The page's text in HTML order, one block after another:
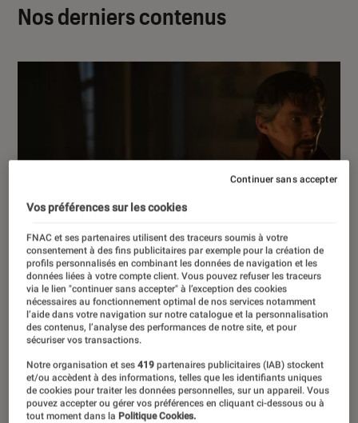
Nos derniers contenus
ACTU
Vos préférences sur les cookies
FNAC et ses partenaires utilisent des traceurs soumis à votre
consentement à des fins publicitaires par exemple pour la création de
profils personnalisés en combinant les données de navigation et les
données liées à votre compte client. Vous pouvez refuser les traceurs
via le lien "continuer sans accepter" à l’exception des cookies
nécessaires au fonctionnement optimal de nos services notamment
l’aide dans votre navigation sur notre catalogue et la personnalisation
des contenus, l’analyse des performances de notre site, et pour
sécuriser vos transactions.
Notre organisation et ses419 partenaires publicitaires (IAB) stockent
et/ou accèdent à des informations, telles que les identifiants uniques
de cookies pour traiter les données personnelles, sur un appareil. Vous
pouvez accepter ou gérer vos préférences en cliquant ci-dessous ou à
tout moment dans la Politique Cookies.
Continuer sans accepter